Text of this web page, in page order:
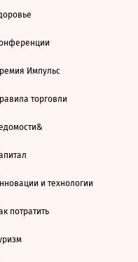
Импульс
торговли
и технологии
потратить